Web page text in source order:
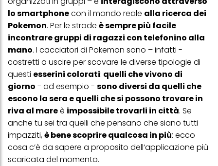
lo smartphonecon il mondo reale alla ricerca dei
Pokemon. Per le strade è sempre più facile
incontrare gruppi di ragazzi con telefonino alla
mano. I cacciatori di Pokemon sono – infatti -
costretti a uscire per scovare le diverse tipologie di
questi esserini colorati: quelli che vivono di
giorno - ad esempio - sono diversi da quelli che
escono la sera e quelli che si possono trovare in
riva al mareè impossibile trovarli in città. Se
anche tu sei tra quelli che pensano che siano tutti
impazziti,è bene scoprire qualcosa in più: ecco
cosa c’è da sapere a proposito dell’applicazione più
scaricata del momento.